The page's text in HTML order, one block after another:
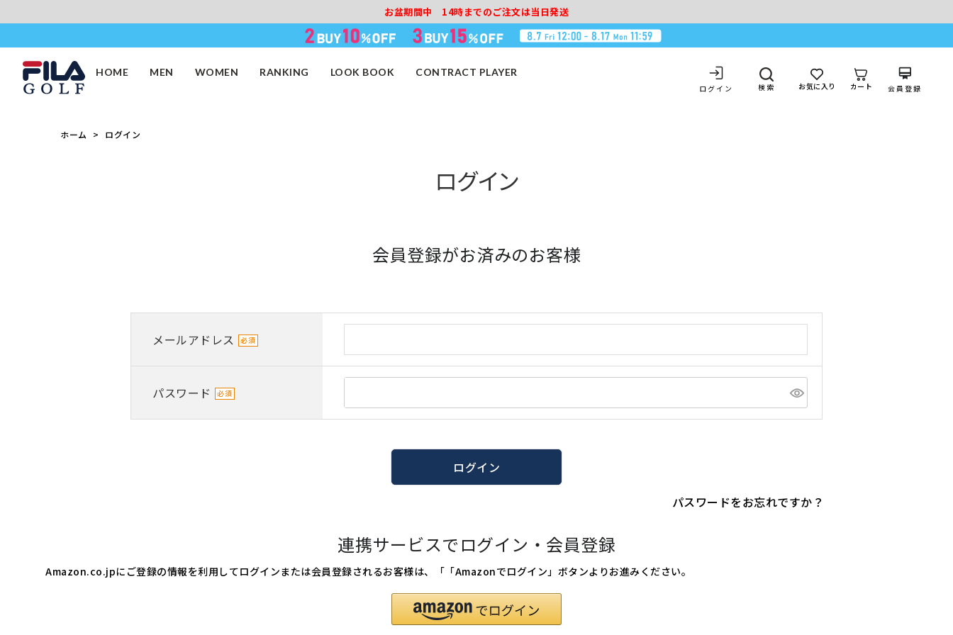
お盆期間中 14時までのご注文は当日発送
HOME MEN WOMEN RANKING LOOK BOOK CONTRACT PLAYER
ログイン 検索 お気に入り カート 会員登録
ホーム ログイン
ログイン
会員登録がお済みのお客様
メールアドレス
パスワード
ログイン
パスワードをお忘れですか？
連携サービスでログイン・会員登録
Amazon.co.jpにご登録の情報を利用してログインまたは会員登録されるお客様は、「「Amazonでログイン」ボタンよりお進みください。